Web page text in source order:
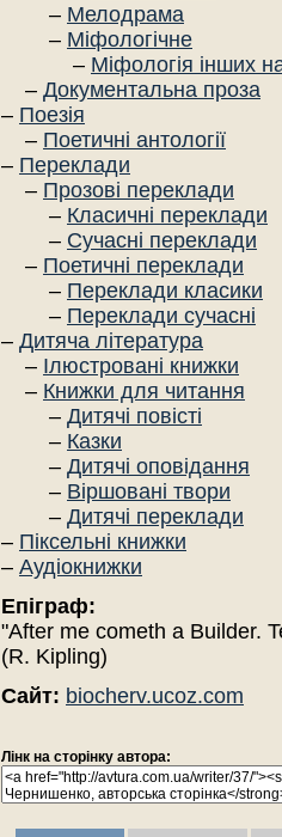
– Мелодрама
– Міфологічне
– Міфологія інших
– Документальна проза
– Поезія
– Поетичні антології
– Переклади
– Прозові переклади
– Класичні переклади
– Сучасні переклади
– Поетичні переклади
– Переклади класики
– Переклади сучасні
– Дитяча література
– Ілюстровані книжки
– Книжки для читання
– Дитячі повісті
– Казки
– Дитячі оповідання
– Віршовані твори
– Дитячі переклади
– Піксельні книжки
– Аудіокнижки
Епіграф:
"After me cometh a Builder.
(R. Kipling)
Сайт: biocherv.ucoz.com
Лінк на сторінку автора: